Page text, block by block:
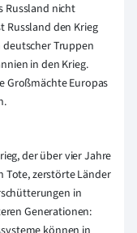
Russland nicht
Russland den Krieg
deutscher Truppen
in den Krieg.
Großmächte Europas
der über vier Jahre
Tote, zerstörte Länder
in
Generationen: